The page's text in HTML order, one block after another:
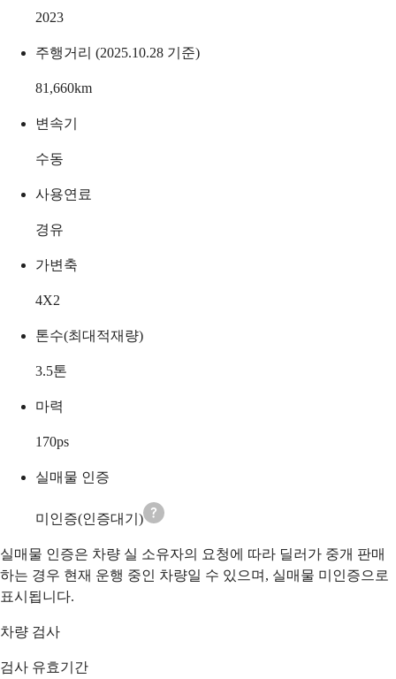
2023
주행거리 (2025.10.28 기준)
81,660km
변속기
수동
사용연료
경유
가변축
4X2
톤수(최대적재량)
3.5톤
마력
170ps
실매물 인증
미인증(인증대기)
실매물 인증은 차량 실 소유자의 요청에 따라 딜러가 중개 판매
하는 경우 현재 운행 중인 차량일 수 있으며, 실매물 미인증으로
표시됩니다.
차량 검사
검사 유효기간